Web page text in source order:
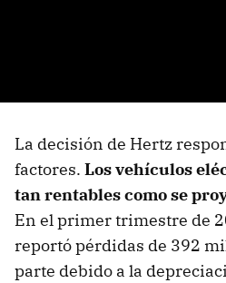
La decisión de Hertz
factores. Los vehículos
tan rentables como se
En el primer trimestre de
reportó pérdidas de 392
parte debido a la